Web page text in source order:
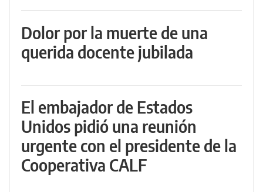
Dolor por la muerte de una
querida docente jubilada
El embajador de Estados
Unidos pidió una reunión
urgente con el presidente de la
Cooperativa CALF